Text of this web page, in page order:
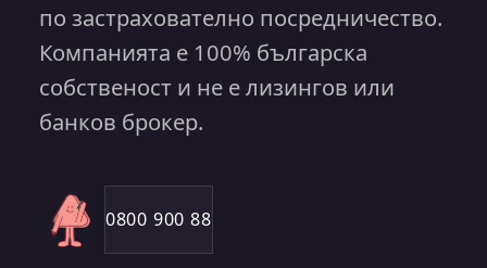
по застрахователно посредничество.
Компанията е 100% българска
собственост и не е лизингов или
банков брокер.
0800 900 88